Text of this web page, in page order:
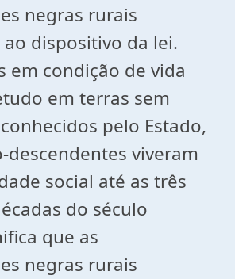
negras rurais
dispositivo da lei.
em condição de vida
em terras sem
pelo Estado,
descendentes viveram
social até as três
do século
que as
negras rurais